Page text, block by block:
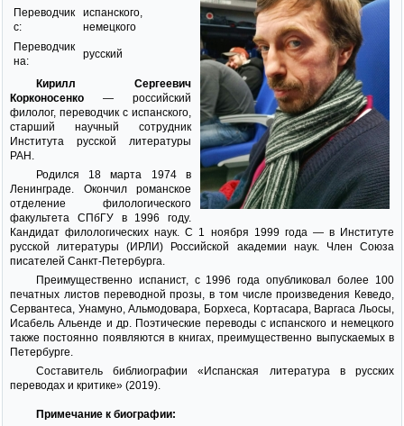
Переводчик
c:
испанского,
немецкого
Переводчик
на:
русский
Кирилл Сергеевич
Корконосенко — российский
филолог, переводчик с испанского,
старший научный сотрудник
Института русской литературы
РАН.
Родился 18 марта 1974 в
Ленинграде. Окончил романское
отделение филологического
факультета СПбГУ в 1996 году.
Кандидат филологических наук. С 1 ноября 1999 года — в Институте
русской литературы (ИРЛИ) Российской академии наук. Член Союза
писателей Санкт-Петербурга.
Преимущественно испанист, с 1996 года опубликовал более 100
печатных листов переводной прозы, в том числе произведения Кеведо,
Сервантеса, Унамуно, Альмодовара, Борхеса, Кортасара, Варгаса Льосы,
Исабель Альенде и др. Поэтические переводы с испанского и немецкого
также постоянно появляются в книгах, преимущественно выпускаемых в
Петербурге.
Составитель библиографии «Испанская литература в русских
переводах и критике» (2019).
Примечание к биографии: